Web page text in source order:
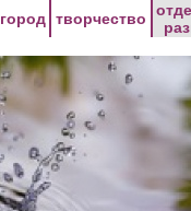
город творчество